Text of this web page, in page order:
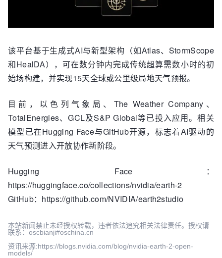
该平台基于生成式AI与新型架构（如Atlas、StormScope
和HealDA），可在数分钟内完成传统超算需数小时的初
始场构建，并实现15天全球或公里级局地天气预报。
目前，以色列气象局、The Weather Company、
TotalEnergies、GCL及S&P Global等已投入应用。相关
模型已在Hugging Face与GitHub开源，标志着AI驱动的
天气预测进入开放协作新阶段。
Hugging Face：
https://huggingface.co/collections/nvidia/earth-2
GitHub：https://github.com/NVIDIA/earth2studio
本站新闻禁止未经授权转载，违者依法追究相关法律责任。授权请
联系：oscbianji#oschina.cn
资讯来源:https://blogs.nvidia.com/blog/nvidia-earth-2-open-
models/